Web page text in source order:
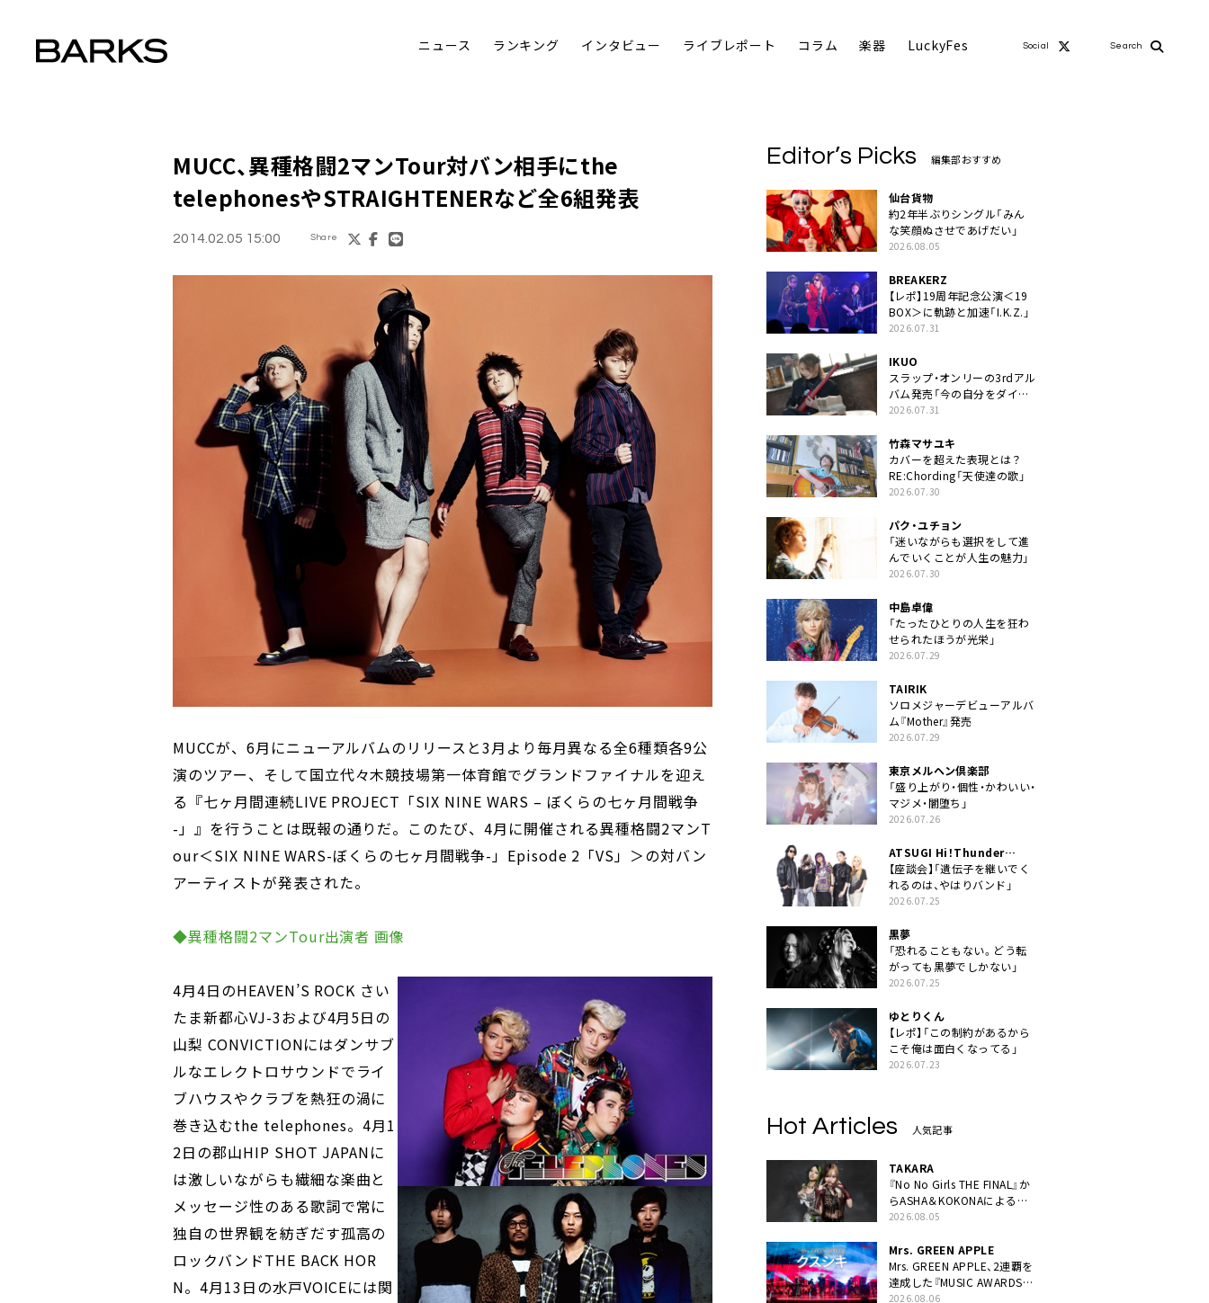
ニュース ランキング インタビュー ライブレポート コラム 楽器 LuckyFes Social Search
MUCC、異種格闘2マンTour対バン相手にthe
telephonesやSTRAIGHTENERなど全6組発表
2014.02.05 15:00 Share
MUCCが、6月にニューアルバムのリリースと3月より毎月異なる全6種類各9公
演のツアー、そして国立代々木競技場第一体育館でグランドファイナルを迎え
る『七ヶ月間連続LIVE PROJECT「SIX NINE WARS – ぼくらの七ヶ月間戦争
-」』を行うことは既報の通りだ。このたび、4月に開催される異種格闘2マンT
our＜SIX NINE WARS-ぼくらの七ヶ月間戦争-」Episode 2「VS」＞の対バン
アーティストが発表された。
◆異種格闘2マンTour出演者 画像
4月4日のHEAVEN’S ROCK さい
たま新都心VJ-3および4月5日の
山梨 CONVICTIONにはダンサブ
ルなエレクトロサウンドでライ
ブハウスやクラブを熱狂の渦に
巻き込むthe telephones。4月1
2日の郡山HIP SHOT JAPANに
は激しいながらも繊細な楽曲と
メッセージ性のある歌詞で常に
独自の世界観を紡ぎだす孤高の
ロックバンドTHE BACK HOR
N。4月13日の水戸VOICEには関
Editor’s Picks 編集部おすすめ
仙台貨物
約2年半ぶりシングル「みん
な笑顔ぬさせであげだい」
2026.08.05
BREAKERZ
【レポ】19周年記念公演＜19
BOX＞に軌跡と加速「I.K.Z.」
2026.07.31
IKUO
スラップ・オンリーの3rdアル
バム発売「今の自分をダイレ
クトに」
2026.07.31
竹森マサユキ
カバーを超えた表現とは？
RE:Chording「天使達の歌」
2026.07.30
パク・ユチョン
「迷いながらも選択をして進
んでいくことが人生の魅力」
2026.07.30
中島卓偉
「たったひとりの人生を狂わ
せられたほうが光栄」
2026.07.29
TAIRIK
ソロメジャーデビューアルバ
ム『Mother』発売
2026.07.29
東京メルヘン倶楽部
「盛り上がり・個性・かわいい・
マジメ・闇堕ち」
2026.07.26
ATSUGI Hi！Thunder
Rock Festival
【座談会】「遺伝子を継いでく
れるのは、やはりバンド」
2026.07.25
黒夢
「恐れることもない。どう転
がっても黒夢でしかない」
2026.07.25
ゆとりくん
【レポ】「この制約があるから
こそ俺は面白くなってる」
2026.07.23
Hot Articles 人気記事
TAKARA
『No No Girls THE FINAL』か
らASHA＆KOKONAによるユ
ニット・TAKARAがデビュー
2026.08.05
Mrs. GREEN APPLE
Mrs. GREEN APPLE、2連覇を
達成した『MUSIC AWARDS
JAPAN 2026』での「クスシ
2026.08.06